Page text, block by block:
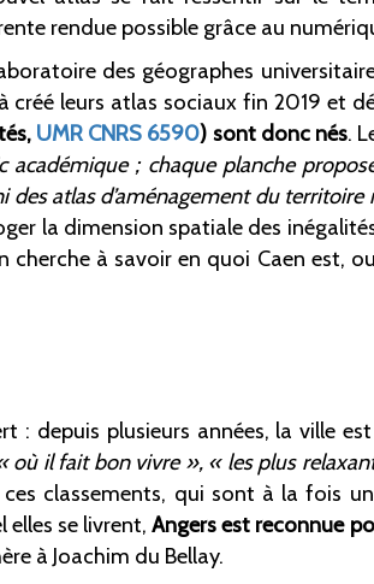
rendue possible grâce au
des géographes
créé leurs atlas sociaux fin 2019 et
UMR CNRS 6590) sont donc nés.
; chaque planche
des atlas d’aménagement du territoire
la dimension spatiale des
à savoir en quoi Caen est, ou
: depuis plusieurs années, la ville
où il fait bon vivre », « les plus
classements, qui sont à la fois
elles se livrent,Angers est reconnue
à Joachim du Bellay.